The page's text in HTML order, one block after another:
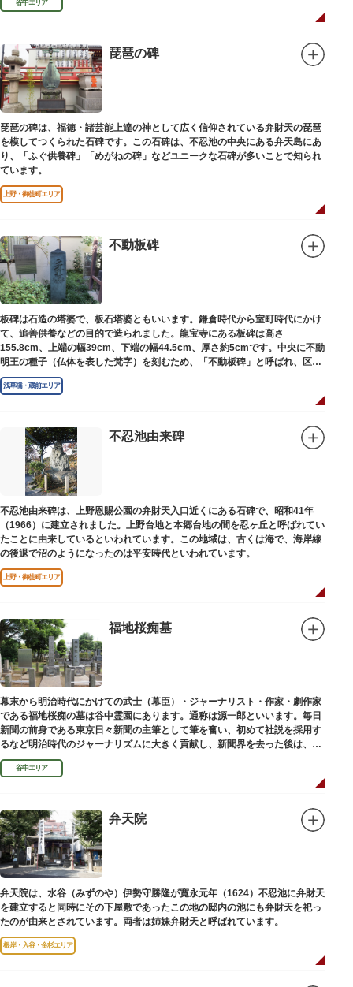
谷中エリア
琵琶の碑
琵琶の碑は、福徳・諸芸能上達の神として広く信仰されている弁財天の琵琶
を模してつくられた石碑です。この石碑は、不忍池の中央にある弁天島にあ
り、「ふぐ供養碑」「めがねの碑」などユニークな石碑が多いことで知られ
ています。
上野・御徒町エリア
不動板碑
板碑は石造の塔婆で、板石塔婆ともいいます。鎌倉時代から室町時代にかけ
て、追善供養などの目的で造られました。龍宝寺にある板碑は高さ
155.8cm、上端の幅39cm、下端の幅44.5cm、厚さ約5cmです。中央に不動
明王の種子（仏体を表した梵字）を刻むため、「不動板碑」と呼ばれ、区内
現存の板碑を代表するもののひとつです。
浅草橋・蔵前エリア
不忍池由来碑
不忍池由来碑は、上野恩賜公園の弁財天入口近くにある石碑で、昭和41年
（1966）に建立されました。上野台地と本郷台地の間を忍ヶ丘と呼ばれてい
たことに由来しているといわれています。この地域は、古くは海で、海岸線
の後退で沼のようになったのは平安時代といわれています。
上野・御徒町エリア
福地桜痴墓
幕末から明治時代にかけての武士（幕臣）・ジャーナリスト・作家・劇作家
である福地桜痴の墓は谷中霊園にあります。通称は源一郎といいます。毎日
新聞の前身である東京日々新聞の主筆として筆を奮い、初めて社説を採用す
るなど明治時代のジャーナリズムに大きく貢献し、新聞界を去った後は、文
学者として活躍しました。
谷中エリア
弁天院
弁天院は、水谷（みずのや）伊勢守勝隆が寛永元年（1624）不忍池に弁財天
を建立すると同時にその下屋敷であったこの地の邸内の池にも弁財天を祀っ
たのが由来とされています。両者は姉妹弁財天と呼ばれています。
根岸・入谷・金杉エリア